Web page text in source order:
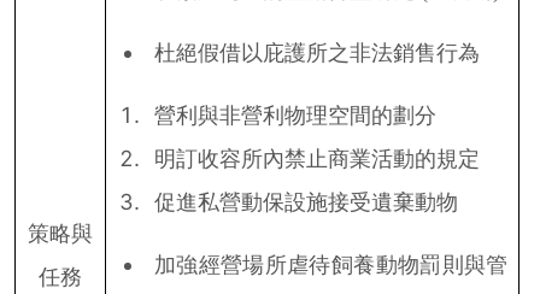
策略與
任務
杜絕假借以庇護所之非法銷售行為
營利與非營利物理空間的劃分
明訂收容所內禁止商業活動的規定
促進私營動保設施接受遺棄動物
加強經營場所虐待飼養動物罰則與管